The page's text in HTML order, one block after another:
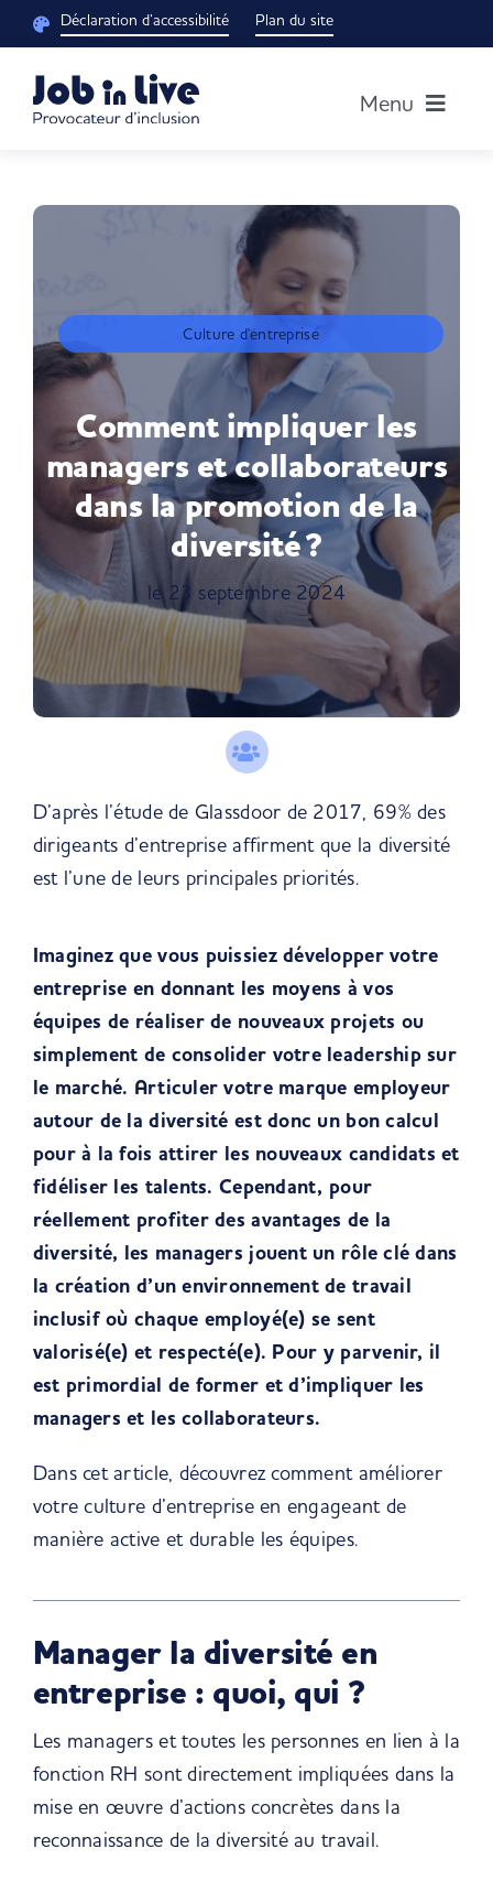
Passer
au
contenu
Déclaration d’accessibilité Plan du site
Menu
Découvrir nos solutions
Je suis un candidat
Culture d'entreprise
Comment impliquer les
managers et collaborateurs
dans la promotion de la
diversité ?
le 23 septembre 2024
D’après l’étude de Glassdoor de 2017, 69% des
dirigeants d’entreprise affirment que la diversité
est l’une de leurs principales priorités.
Imaginez que vous puissiez développer votre
entreprise en donnant les moyens à vos
équipes de réaliser de nouveaux projets ou
simplement de consolider votre leadership sur
le marché. Articuler votre marque employeur
autour de la diversité est donc un bon calcul
pour à la fois attirer les nouveaux candidats et
fidéliser les talents. Cependant, pour
réellement profiter des avantages de la
diversité, les managers jouent un rôle clé dans
la création d’un environnement de travail
inclusif où chaque employé(e) se sent
valorisé(e) et respecté(e). Pour y parvenir, il
est primordial de former et d’impliquer les
managers et les collaborateurs.
Dans cet article, découvrez comment améliorer
votre culture d’entreprise en engageant de
manière active et durable les équipes.
Manager la diversité en
entreprise : quoi, qui ?
Les managers et toutes les personnes en lien à la
fonction RH sont directement impliquées dans la
mise en œuvre d’actions concrètes dans la
reconnaissance de la diversité au travail.